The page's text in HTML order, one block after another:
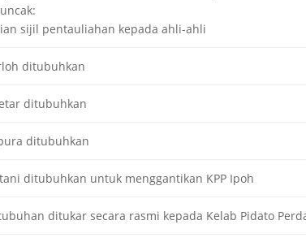
sijil pentauliahan kepada ahli-ahli
ditubuhkan
ditubuhkan
ditubuhkan
ditubuhkan untuk menggantikan KPP Ipoh
ditukar secara rasmi kepada Kelab Pidato